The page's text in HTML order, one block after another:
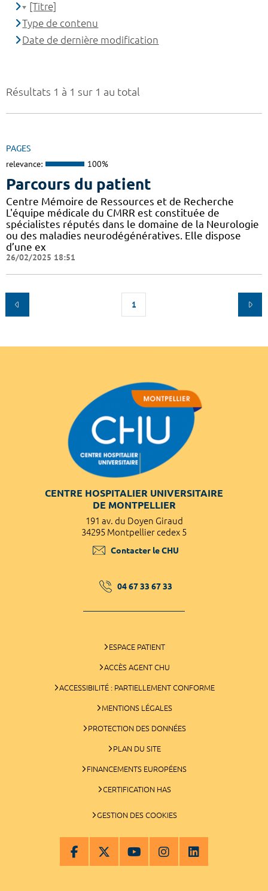
Résultats 1 à 1 sur 1 au total
PAGES
relevance: 100%
Parcours du patient
Centre Mémoire de Ressources et de Recherche
L'équipe médicale du CMRR est constituée de
spécialistes réputés dans le domaine de la Neurologie
ou des maladies neurodégénératives. Elle dispose
d’une ex
26/02/2025 18:51
1
[Titre]
Type de contenu
Date de dernière modification
CENTRE HOSPITALIER UNIVERSITAIRE
DE MONTPELLIER
191 av. du Doyen Giraud
34295 Montpellier cedex 5
Contacter le CHU
04 67 33 67 33
ESPACE PATIENT
ACCÈS AGENT CHU
ACCESSIBILITÉ : PARTIELLEMENT CONFORME
MENTIONS LÉGALES
PROTECTION DES DONNÉES
PLAN DU SITE
FINANCEMENTS EUROPÉENS
CERTIFICATION HAS
GESTION DES COOKIES